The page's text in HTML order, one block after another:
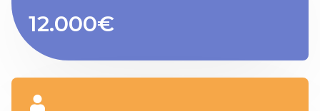
12.000€